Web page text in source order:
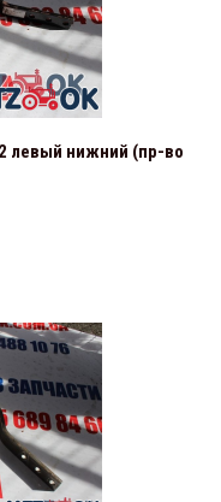
левый нижний (пр-во